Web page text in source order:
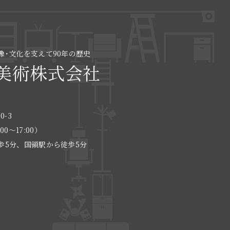
･文化を支えて90年の歴史
術株式会社
3
〜17:00）
分、国領駅から徒歩5分